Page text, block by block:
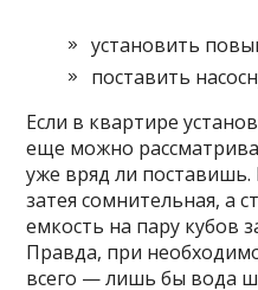
установить
поставить
Если в квартире
еще можно
уже вряд ли
затея сомнительная, а
емкость на пару кубов
Правда, при
всего — лишь бы вода